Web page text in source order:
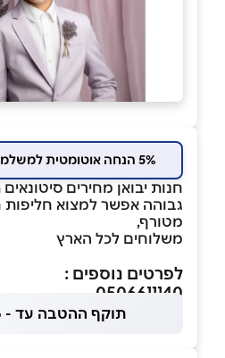
5% הנחה אוטומטית למשלמים בכרטיס המועדון
חנות יבואן מחירים
גבוהה אפשר למצוא חליפות
מטורף,
משלוחים לכל הארץ
לפרטים נוספים :
0506611140
תוקף ההטבה עד - 07.09.2026